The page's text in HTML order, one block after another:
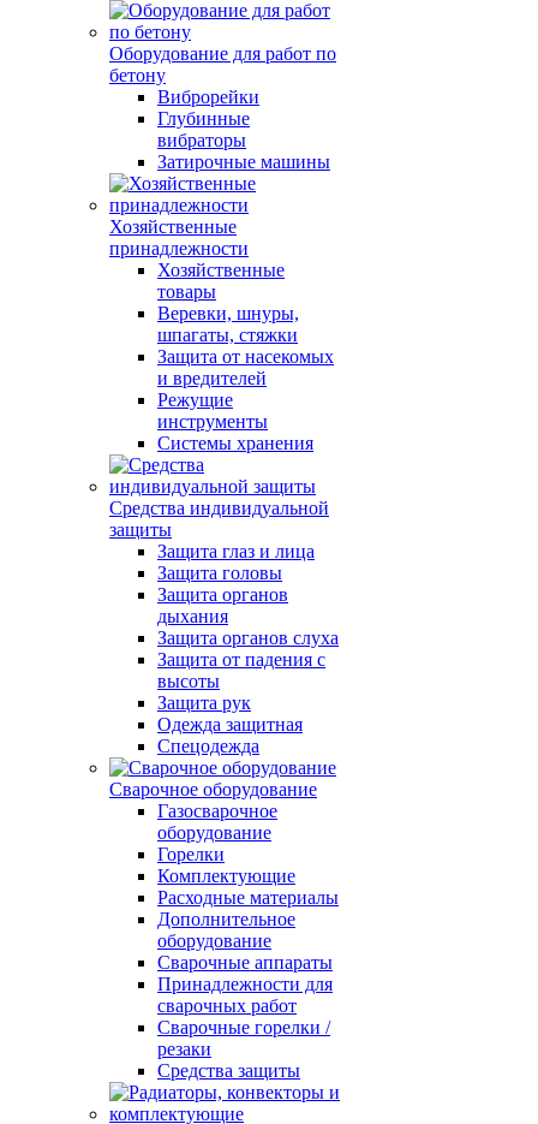
Оборудование для работ по
бетону
Виброрейки
Глубинные
вибраторы
Затирочные машины
Хозяйственные
принадлежности
Хозяйственные
товары
Веревки, шнуры,
шпагаты, стяжки
Защита от насекомых
и вредителей
Режущие
инструменты
Системы хранения
Средства индивидуальной
защиты
Защита глаз и лица
Защита головы
Защита органов
дыхания
Защита органов слуха
Защита от падения с
высоты
Защита рук
Одежда защитная
Спецодежда
Сварочное оборудование
Газосварочное
оборудование
Горелки
Комплектующие
Расходные материалы
Дополнительное
оборудование
Сварочные аппараты
Принадлежности для
сварочных работ
Сварочные горелки /
резаки
Средства защиты